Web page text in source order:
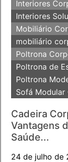
Interiores
Interiores
Mobiliário
mobiliário
Poltrona
Poltrona de
Poltrona
Sofá
Cadeira
Vantagens
Saúde...
24 de julho de